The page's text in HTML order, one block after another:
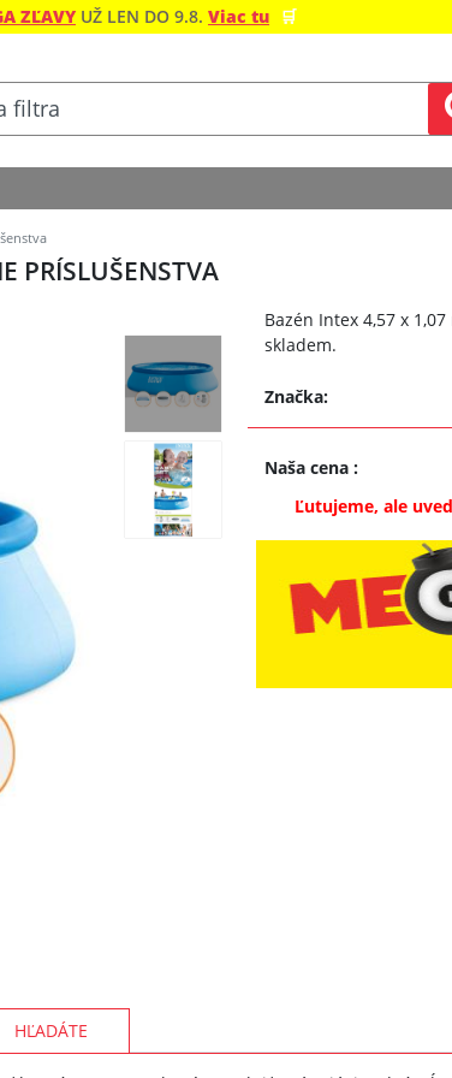
ZĽAVY UŽ LEN DO 9.8. Viac tu 🛒
PRÍSLUŠENSTVA
Bazén Intex 4,57 x
skladem.
Značka:
Naša cena:
Ľutujeme, ale
HĽADÁTE